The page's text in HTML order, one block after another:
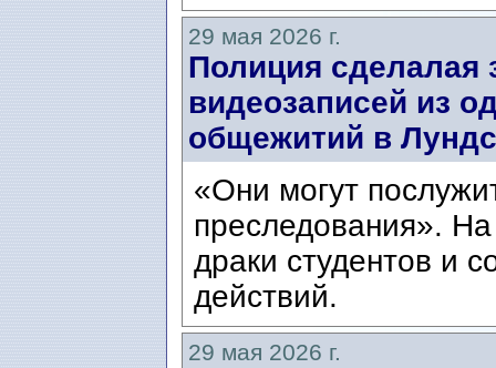
29 мая 2026 г.
Полиция сделалая
видеозаписей из
общежитий в
«Они могут
преследования».
драки студентов и
действий.
29 мая 2026 г.